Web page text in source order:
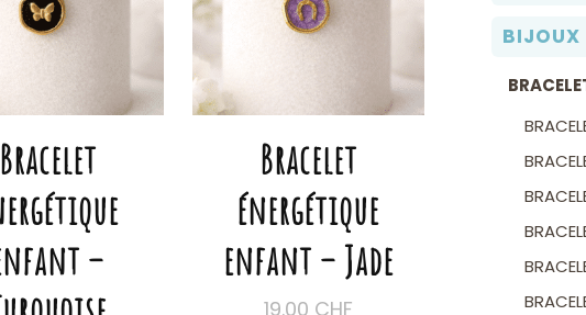
Bracelet
–
Bracelet
énergétique
enfant – Jade
19.00 CHF
BIJOUX